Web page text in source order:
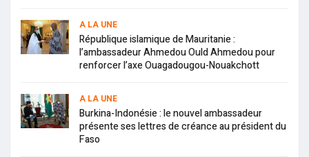
A LA UNE
République islamique de Mauritanie :
l’ambassadeur Ahmedou Ould Ahmedou pour
renforcer l’axe Ouagadougou-Nouakchott
A LA UNE
Burkina-Indonésie : le nouvel ambassadeur
présente ses lettres de créance au président du
Faso